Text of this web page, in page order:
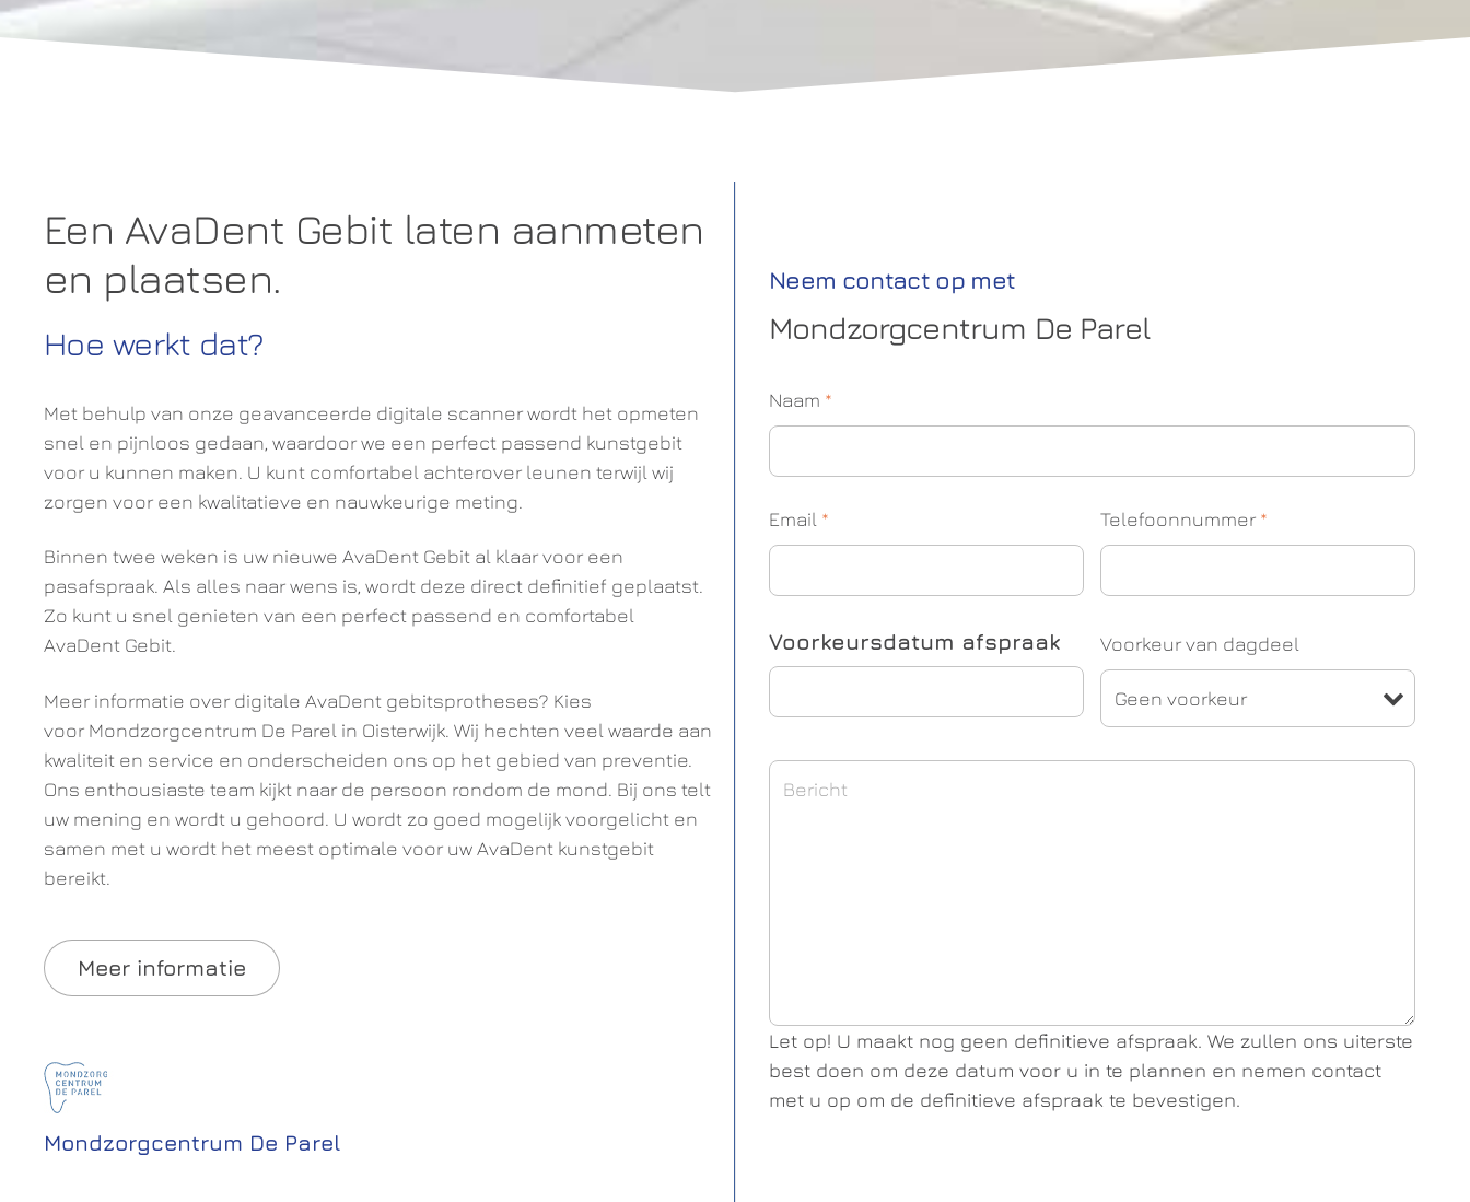
Een AvaDent Gebit laten aanmeten
en plaatsen.
Hoe werkt dat?
Met behulp van onze geavanceerde digitale scanner wordt het opmeten
snel en pijnloos gedaan, waardoor we een perfect passend kunstgebit
voor u kunnen maken. U kunt comfortabel achterover leunen terwijl wij
zorgen voor een kwalitatieve en nauwkeurige meting.
Binnen twee weken is uw nieuwe AvaDent Gebit al klaar voor een
pasafspraak. Als alles naar wens is, wordt deze direct definitief geplaatst.
Zo kunt u snel genieten van een perfect passend en comfortabel
AvaDent Gebit.
Meer informatie over digitale AvaDent gebitsprotheses? Kies
voor Mondzorgcentrum De Parel in Oisterwijk. Wij hechten veel waarde aan
kwaliteit en service en onderscheiden ons op het gebied van preventie.
Ons enthousiaste team kijkt naar de persoon rondom de mond. Bij ons telt
uw mening en wordt u gehoord. U wordt zo goed mogelijk voorgelicht en
samen met u wordt het meest optimale voor uw AvaDent kunstgebit
bereikt.
Meer informatie
Mondzorgcentrum De Parel
Neem contact op met
Mondzorgcentrum De Parel
Naam *
Email * Telefoonnummer *
Voorkeursdatum afspraak Voorkeur van dagdeel
Let op! U maakt nog geen definitieve afspraak. We zullen ons uiterste
best doen om deze datum voor u in te plannen en nemen contact
met u op om de definitieve afspraak te bevestigen.